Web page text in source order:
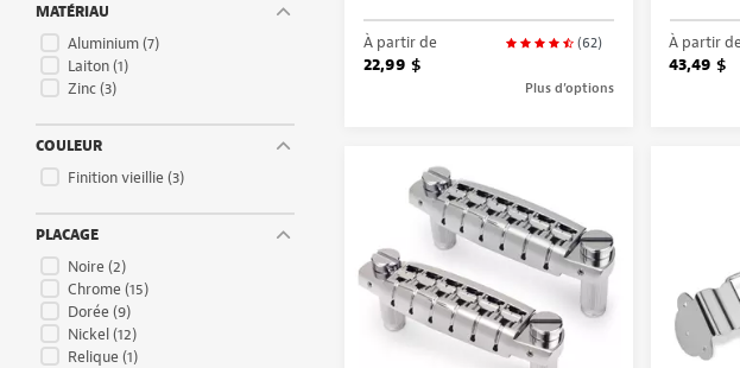
MATÉRIAU
Aluminium(7)
Laiton(1)
Zinc(3)
COULEUR
Finition vieillie(3)
PLACAGE
Noire(2)
Chrome(15)
Dorée(9)
Nickel(12)
Relique(1)
(62)
À partir de
22,99 $
Plus d’options
À partir
43,49 $